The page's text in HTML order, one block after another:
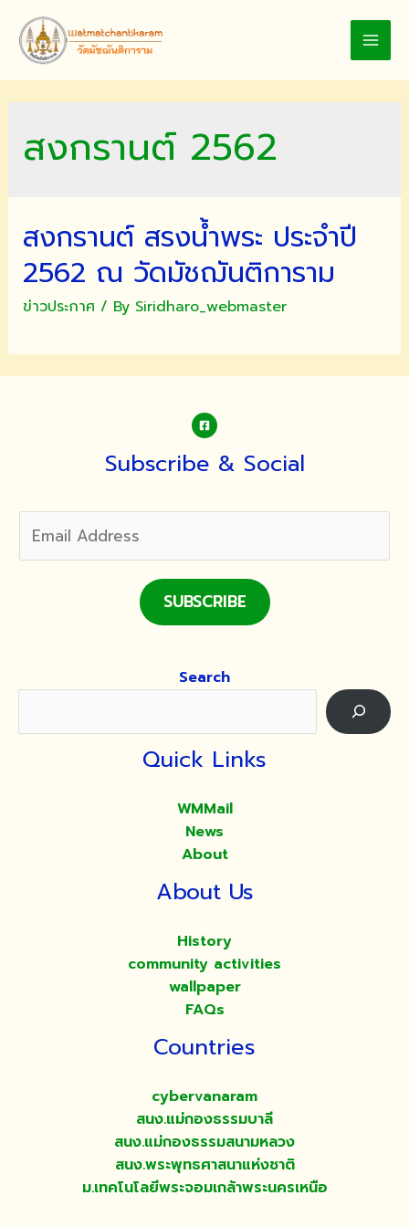
content
สงกรานต์ 2562
สงกรานต์ สรงน้ำพระ ประจำปี
2562 ณ วัดมัชฌันติการาม
ข่าวประกาศ/ By Siridharo_webmaster
Subscribe & Social
SUBSCRIBE
Search
Quick Links
WMMail
News
About
About Us
History
community activities
wallpaper
FAQs
Countries
cybervanaram
สนง.แม่กองธรรมบาลี
สนง.แม่กองธรรมสนามหลวง
สนง.พระพุทธศาสนาแห่งชาติ
ม.เทคโนโลยีพระจอมเกล้าพระนครเหนือ